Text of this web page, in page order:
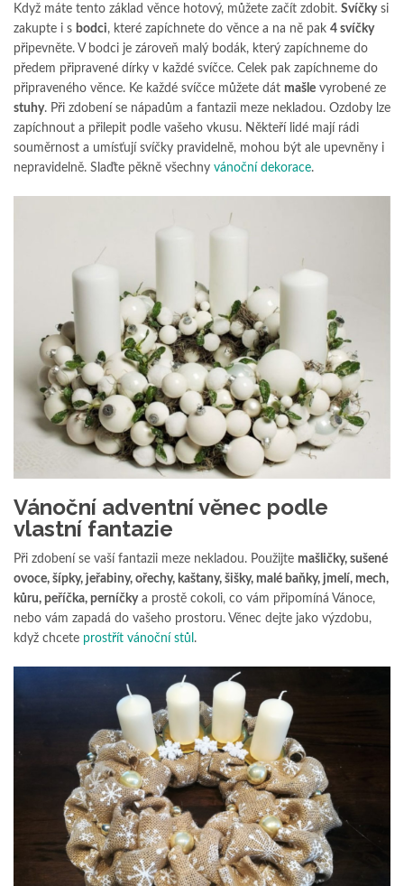
Když máte tento základ věnce hotový, můžete začít zdobit. Svíčkysi
zakupte i s bodci, které zapíchnete do věnce a na ně pak 4 svíčky
připevněte. V bodci je zároveň malý bodák, který zapíchneme do
předem připravené dírky v každé svíčce. Celek pak zapíchneme do
připraveného věnce. Ke každé svíčce můžete dát mašle vyrobené ze
stuhy. Při zdobení se nápadům a fantazii meze nekladou. Ozdoby lze
zapíchnout a přilepit podle vašeho vkusu. Někteří lidé mají rádi
souměrnost a umísťují svíčky pravidelně, mohou být ale upevněny i
nepravidelně. Slaďte pěkně všechny vánoční dekorace.
Vánoční adventní věnec podle
vlastní fantazie
Při zdobení se vaší fantazii meze nekladou. Použijte mašličky, sušené
ovoce, šípky, jeřabiny, ořechy, kaštany, šišky, malé baňky, jmelí, mech,
kůru, peříčka, perníčkya prostě cokoli, co vám připomíná Vánoce,
nebo vám zapadá do vašeho prostoru. Věnec dejte jako výzdobu,
když chcete prostřít vánoční stůl .